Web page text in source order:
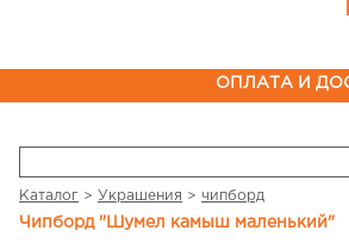
ОПЛАТА И
Каталог > Украшения > чипборд
Чипборд "Шумел камыш маленький"